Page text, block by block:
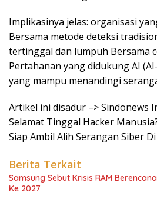
Implikasinya jelas: organisasi
Bersama metode deteksi
tertinggal dan lumpuh Bersama
Pertahanan yang didukung AI
yang mampu menandingi
Artikel ini disadur –> Sindonews
Selamat Tinggal Hacker
Siap Ambil Alih Serangan Siber
Berita Terkait
Samsung Sebut Krisis RAM
Ke 2027